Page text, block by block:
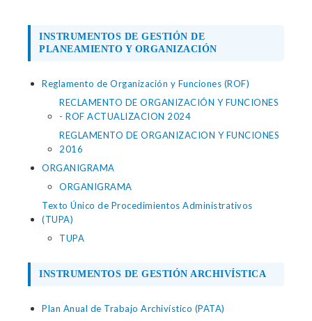
INSTRUMENTOS DE GESTIÓN DE
PLANEAMIENTO Y ORGANIZACIÓN
Reglamento de Organización y Funciones (ROF)
RECLAMENTO DE ORGANIZACIÓN Y FUNCIONES
- ROF ACTUALIZACION 2024
REGLAMENTO DE ORGANIZACION Y FUNCIONES
2016
ORGANIGRAMA
ORGANIGRAMA
Texto Único de Procedimientos Administrativos
(TUPA)
TUPA
INSTRUMENTOS DE GESTIÓN ARCHIVÍSTICA
Plan Anual de Trabajo Archivístico (PATA)